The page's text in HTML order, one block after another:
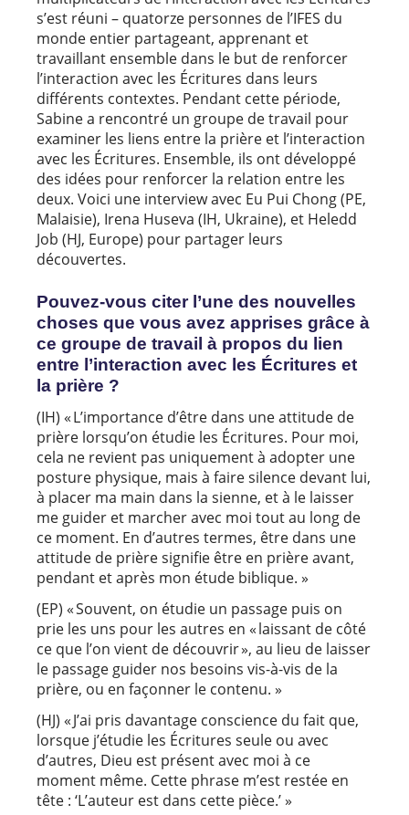
s’est réuni – quatorze personnes de l’IFES du
monde entier partageant, apprenant et
travaillant ensemble dans le but de renforcer
l’interaction avec les Écritures dans leurs
différents contextes. Pendant cette période,
Sabine a rencontré un groupe de travail pour
examiner les liens entre la prière et l’interaction
avec les Écritures. Ensemble, ils ont développé
des idées pour renforcer la relation entre les
deux. Voici une interview avec Eu Pui Chong (PE,
Malaisie), Irena Huseva (IH, Ukraine), et Heledd
Job (HJ, Europe) pour partager leurs
découvertes.
Pouvez-vous citer l’une des nouvelles
choses que vous avez apprises grâce à
ce groupe de travail à propos du lien
entre l’interaction avec les Écritures et
la prière ?
(IH) « L’importance d’être dans une attitude de
prière lorsqu’on étudie les Écritures. Pour moi,
cela ne revient pas uniquement à adopter une
posture physique, mais à faire silence devant lui,
à placer ma main dans la sienne, et à le laisser
me guider et marcher avec moi tout au long de
ce moment. En d’autres termes, être dans une
attitude de prière signifie être en prière avant,
pendant et après mon étude biblique. »
(EP) « Souvent, on étudie un passage puis on
prie les uns pour les autres en « laissant de côté
ce que l’on vient de découvrir », au lieu de laisser
le passage guider nos besoins vis-à-vis de la
prière, ou en façonner le contenu. »
(HJ) « J’ai pris davantage conscience du fait que,
lorsque j’étudie les Écritures seule ou avec
d’autres, Dieu est présent avec moi à ce
moment même. Cette phrase m’est restée en
tête : ‘L’auteur est dans cette pièce.’ »